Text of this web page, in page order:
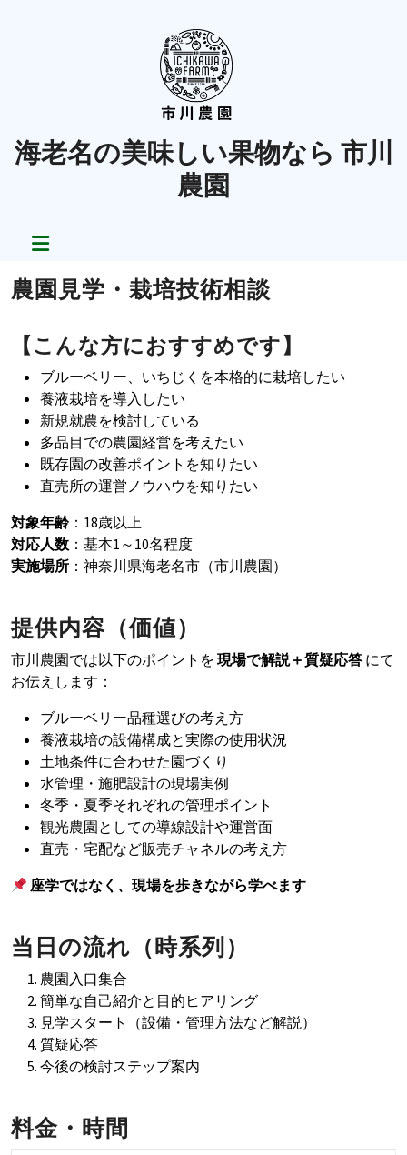
海老名の美味しい果物なら 市川
農園
農園見学・栽培技術相談
【こんな方におすすめです】
ブルーベリー、いちじくを本格的に栽培したい
養液栽培を導入したい
新規就農を検討している
多品目での農園経営を考えたい
既存園の改善ポイントを知りたい
直売所の運営ノウハウを知りたい
対象年齢 ：18歳以上
対応人数 ：基本1～10名程度
実施場所 ：神奈川県海老名市（市川農園）
提供内容（価値）
市川農園では以下のポイントを 現場で解説＋質疑応答 にて
お伝えします：
ブルーベリー品種選びの考え方
養液栽培の設備構成と実際の使用状況
土地条件に合わせた園づくり
水管理・施肥設計の現場実例
冬季・夏季それぞれの管理ポイント
観光農園としての導線設計や運営面
直売・宅配など販売チャネルの考え方
座学ではなく、現場を歩きながら学べます
当日の流れ（時系列）
農園入口集合
簡単な自己紹介と目的ヒアリング
見学スタート（設備・管理方法など解説）
質疑応答
今後の検討ステップ案内
料金・時間